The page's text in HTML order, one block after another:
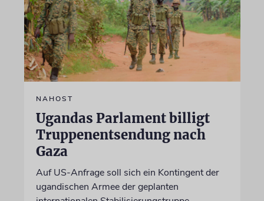
NAHOST
Ugandas Parlament billigt
Truppenentsendung nach
Gaza
Auf US-Anfrage soll sich ein Kontingent der
ugandischen Armee der geplanten